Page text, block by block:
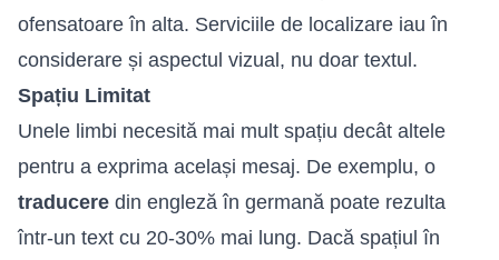
ofensatoare în alta. Serviciile de localizare iau în
considerare și aspectul vizual, nu doar textul.
Spațiu Limitat
Unele limbi necesită mai mult spațiu decât altele
pentru a exprima același mesaj. De exemplu, o
traducere din engleză în germană poate rezulta
într-un text cu 20-30% mai lung. Dacă spațiul în